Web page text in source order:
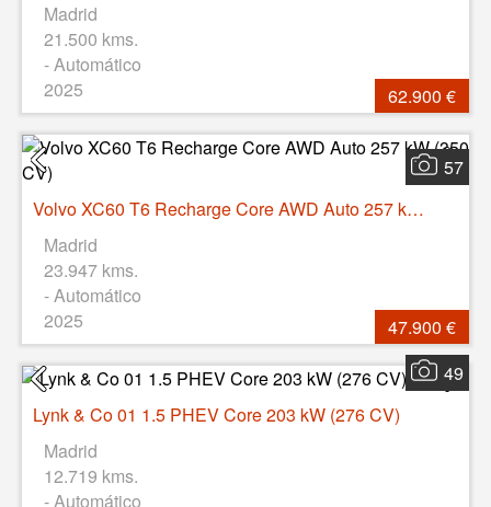
Madrid
21.500 kms.
- Automático
2025
62.900 €
57
Volvo XC60 T6 Recharge Core AWD Auto 257 kW (350 CV)
Madrid
23.947 kms.
- Automático
2025
47.900 €
49
Lynk & Co 01 1.5 PHEV Core 203 kW (276 CV)
Madrid
12.719 kms.
- Automático